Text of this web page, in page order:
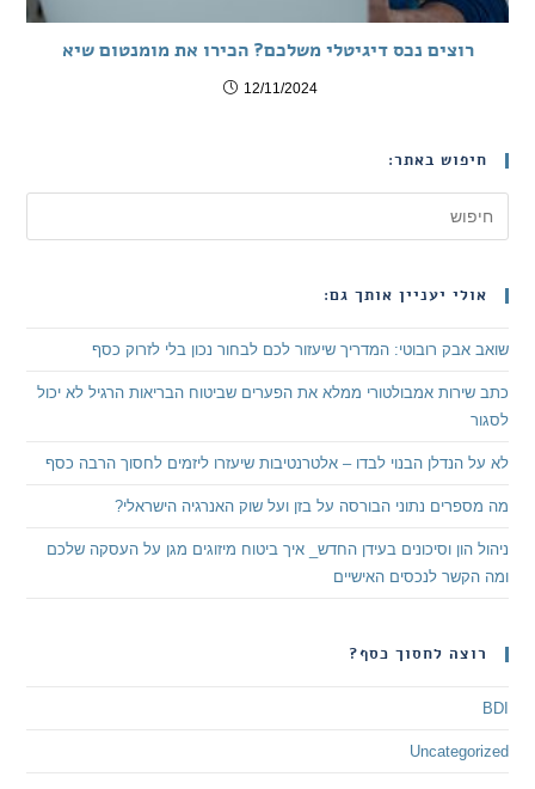
רוצים נכס דיגיטלי משלכם? הכירו את מומנטום שיא
12/11/2024
חיפוש באתר:
אולי יעניין אותך גם:
שואב אבק רובוטי: המדריך שיעזור לכם לבחור נכון בלי לזרוק כסף
כתב שירות אמבולטורי ממלא את הפערים שביטוח הבריאות הרגיל לא יכול
לסגור
לא על הנדלן הבנוי לבדו – אלטרנטיבות שיעזרו ליזמים לחסוך הרבה כסף
מה מספרים נתוני הבורסה על בזן ועל שוק האנרגיה הישראלי?
ניהול הון וסיכונים בעידן החדש_ איך ביטוח מיזוגים מגן על העסקה שלכם
ומה הקשר לנכסים האישיים
רוצה לחסוך כסף?
BDI
Uncategorized